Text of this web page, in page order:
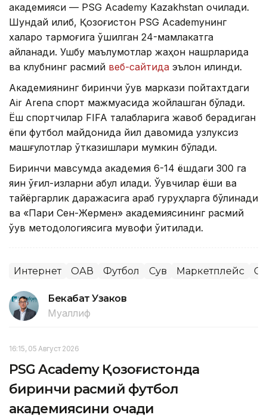
академияси — PSG Academy Kazakhstan очилади.
Шундай қилиб, Қозоғистон PSG Academyнинг
халқаро тармоғига қўшилган 24-мамлакатга
айланади. Ушбу маълумотлар жаҳон нашрларида
ва клубнинг расмий веб-сайтида эълон қилинди.
Академиянинг биринчи ўқув маркази пойтахтдаги
Air Arena спорт мажмуасида жойлашган бўлади.
Ёш спортчилар FIFA талабларига жавоб берадиган
ёпиқ футбол майдонида йил давомида узлуксиз
машғулотлар ўтказишлари мумкин бўлади.
Биринчи мавсумда академия 6-14 ёшдаги 300 га
яқин ўғил-қизларни қабул қилади. Ўқувчилар ёши ва
тайёргарлик даражасига қараб гуруҳларга бўлинади
ва «Пари Сен-Жермен» академиясининг расмий
ўқув методологиясига мувофиқ ўқитилади.
Интернет ОАВ Футбол Сув Маркетплейс
Бекабат Узаков
Муаллиф
16:15, 05 Август 2026
PSG Academy Қозоғистонда
биринчи расмий футбол
академиясини очади